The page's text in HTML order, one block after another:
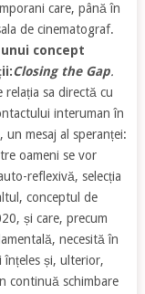
care, până în
de cinematograf.
concept
Closing the Gap.
sa directă cu
interuman în
mesaj al speranței:
oameni se vor
reflexivă, selecția
conceptul de
și care, precum
necesită în
și, ulterior,
continuă schimbare